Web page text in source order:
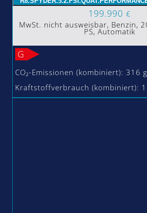
199.990 €
MwSt. nicht ausweisbar, Benzin,
PS, Automatik
G
CO₂-Emissionen (kombiniert): 316
Kraftstoffverbrauch (kombiniert):